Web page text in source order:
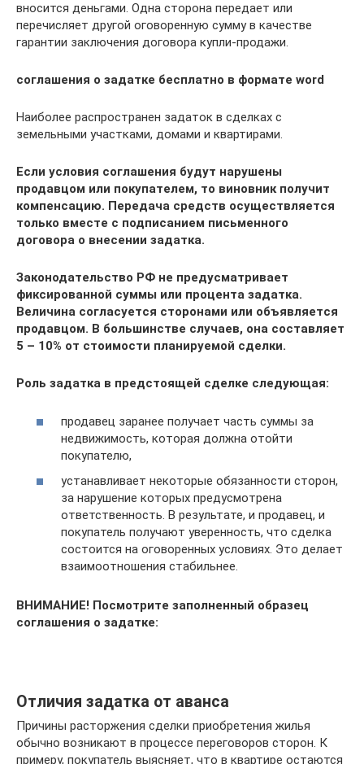
вносится деньгами. Одна сторона передает или
перечисляет другой оговоренную сумму в качестве
гарантии заключения договора купли-продажи.
соглашения о задатке бесплатно в формате word
Наиболее распространен задаток в сделках с
земельными участками, домами и квартирами.
Если условия соглашения будут нарушены
продавцом или покупателем, то виновник получит
компенсацию. Передача средств осуществляется
только вместе с подписанием письменного
договора о внесении задатка.
Законодательство РФ не предусматривает
фиксированной суммы или процента задатка.
Величина согласуется сторонами или объявляется
продавцом. В большинстве случаев, она составляет
5 – 10% от стоимости планируемой сделки.
Роль задатка в предстоящей сделке следующая:
продавец заранее получает часть суммы за
недвижимость, которая должна отойти
покупателю,
устанавливает некоторые обязанности сторон,
за нарушение которых предусмотрена
ответственность. В результате, и продавец, и
покупатель получают уверенность, что сделка
состоится на оговоренных условиях. Это делает
взаимоотношения стабильнее.
ВНИМАНИЕ! Посмотрите заполненный образец
соглашения о задатке:
Отличия задатка от аванса
Причины расторжения сделки приобретения жилья
обычно возникают в процессе переговоров сторон. К
примеру, покупатель выясняет, что в квартире остаются